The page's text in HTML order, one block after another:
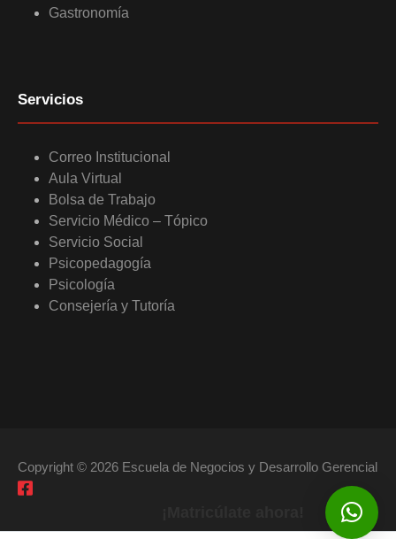
Gastronomía
Servicios
Correo Institucional
Aula Virtual
Bolsa de Trabajo
Servicio Médico – Tópico
Servicio Social
Psicopedagogía
Psicología
Consejería y Tutoría
Copyright © 2026 Escuela de Negocios y Desarrollo Gerencial